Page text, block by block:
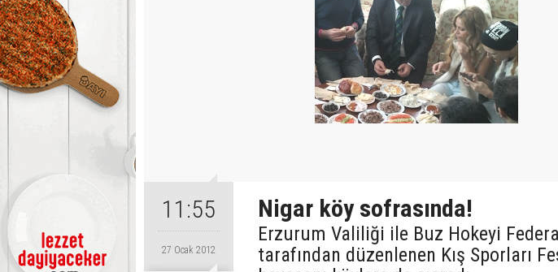
11:55
27 Ocak 2012
Nigar köy sofrasında!
Erzurum Valiliği ile Buz Hokeyi
tarafından düzenlenen Kış Sporları